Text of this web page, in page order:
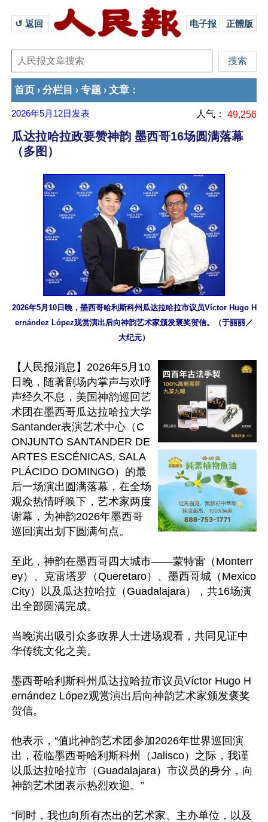
↺ 返回 电子报 正體版
首页 › 分栏目 › 专题 › 文章 ：
2026年5月12日 发表 人气： 49,256
瓜达拉哈拉政要赞神韵 墨西哥16场圆满落幕
（多图）
2026年5月10日晚，墨西哥哈利斯科州瓜达拉哈拉市议员Víctor Hugo H
ernández López观赏演出后向神韵艺术家颁发褒奖贺信。（于丽丽／
大纪元）
【人民报消息】2026年5月10
日晚，随著剧场内掌声与欢呼
声经久不息，美国神韵巡回艺
术团在墨西哥瓜达拉哈拉大学
Santander表演艺术中心（C
ONJUNTO SANTANDER DE
ARTES ESCÉNICAS, SALA
PLÁCIDO DOMINGO）的最
后一场演出圆满落幕，在全场
观众热情呼唤下，艺术家两度
谢幕，为神韵2026年墨西哥
巡回演出划下圆满句点。
至此，神韵在墨西哥四大城市——蒙特雷（Monterr
ey）、克雷塔罗（Queretaro）、墨西哥城（Mexico
City）以及瓜达拉哈拉（Guadalajara），共16场演
出全部圆满完成。
当晚演出吸引众多政界人士进场观看，共同见证中
华传统文化之美。
墨西哥哈利斯科州瓜达拉哈拉市议员Víctor Hugo H
ernández López观赏演出后向神韵艺术家颁发褒奖
贺信。
他表示，“值此神韵艺术团参加2026年世界巡回演
出，莅临墨西哥哈利斯科州（Jalisco）之际，我谨
以瓜达拉哈拉市（Guadalajara）市议员的身分，向
神韵艺术团表示热烈欢迎。”
“同时，我也向所有杰出的艺术家、主办单位，以及